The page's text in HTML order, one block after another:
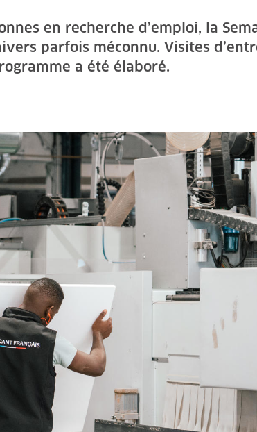
en recherche d’emploi, la
parfois méconnu. Visites
a été élaboré.